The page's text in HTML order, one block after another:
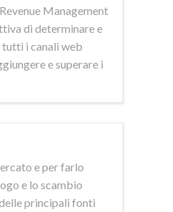
Management
di determinare e
i canali web
e superare i
e per farlo
e lo scambio
principali fonti